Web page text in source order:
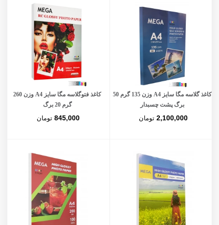
کاغذ گلاسه مگا سایز A4 وزن 135 گرم 50
برگ پشت چسبدار
2,100,000 تومان
کاغذ فتوگلاسه مگا سایز A4 وزن 260
گرم 20 برگ
845,000 تومان